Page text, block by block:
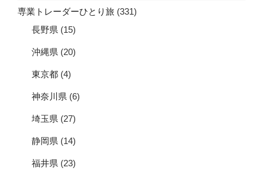
長野県
(15)
沖縄県 (20)
東京都 (4)
神奈川県(6)
埼玉県(27)
静岡県 (14)
福井県 (23)
青森県 (18)